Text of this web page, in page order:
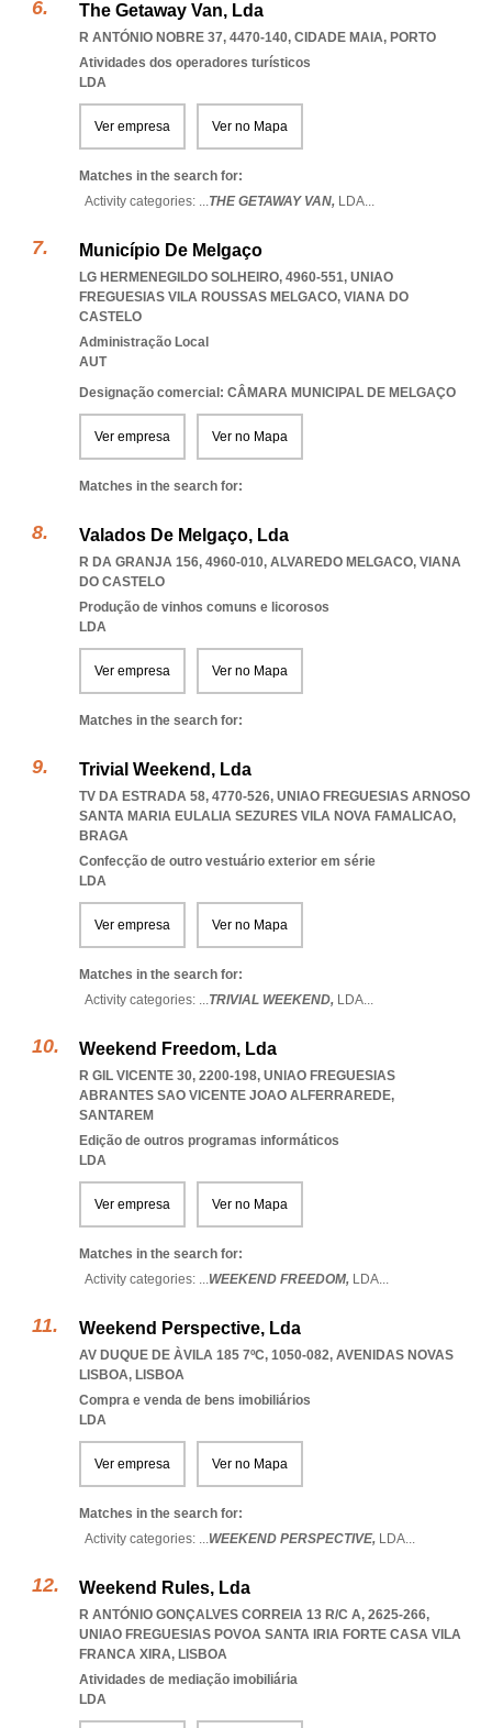
The Getaway Van, Lda
R ANTÓNIO NOBRE 37, 4470-140, CIDADE MAIA, PORTO
Atividades dos operadores turísticos
LDA
Ver empresa Ver no Mapa
Matches in the search for:
Activity categories: ...THE GETAWAY VAN, LDA...
Município De Melgaço
LG HERMENEGILDO SOLHEIRO, 4960-551, UNIAO
FREGUESIAS VILA ROUSSAS MELGACO, VIANA DO
CASTELO
Administração Local
AUT
Designação comercial: CÂMARA MUNICIPAL DE MELGAÇO
Ver empresa Ver no Mapa
Matches in the search for:
Valados De Melgaço, Lda
R DA GRANJA 156, 4960-010, ALVAREDO MELGACO, VIANA
DO CASTELO
Produção de vinhos comuns e licorosos
LDA
Ver empresa Ver no Mapa
Matches in the search for:
Trivial Weekend, Lda
TV DA ESTRADA 58, 4770-526, UNIAO FREGUESIAS ARNOSO
SANTA MARIA EULALIA SEZURES VILA NOVA FAMALICAO,
BRAGA
Confecção de outro vestuário exterior em série
LDA
Ver empresa Ver no Mapa
Matches in the search for:
Activity categories: ...TRIVIAL WEEKEND, LDA...
Weekend Freedom, Lda
R GIL VICENTE 30, 2200-198, UNIAO FREGUESIAS
ABRANTES SAO VICENTE JOAO ALFERRAREDE,
SANTAREM
Edição de outros programas informáticos
LDA
Ver empresa Ver no Mapa
Matches in the search for:
Activity categories: ...WEEKEND FREEDOM, LDA...
Weekend Perspective, Lda
AV DUQUE DE ÀVILA 185 7ºC, 1050-082, AVENIDAS NOVAS
LISBOA, LISBOA
Compra e venda de bens imobiliários
LDA
Ver empresa Ver no Mapa
Matches in the search for:
Activity categories: ...WEEKEND PERSPECTIVE, LDA...
Weekend Rules, Lda
R ANTÓNIO GONÇALVES CORREIA 13 R/C A, 2625-266,
UNIAO FREGUESIAS POVOA SANTA IRIA FORTE CASA VILA
FRANCA XIRA, LISBOA
Atividades de mediação imobiliária
LDA